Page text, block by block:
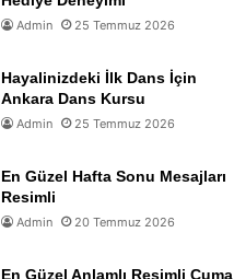
Admin 25 Temmuz 2026
Hayalinizdeki İlk Dans İçin
Ankara Dans Kursu
Admin 25 Temmuz 2026
En Güzel Hafta Sonu Mesajları
Resimli
Admin 20 Temmuz 2026
En Güzel Anlamlı Resimli Cuma